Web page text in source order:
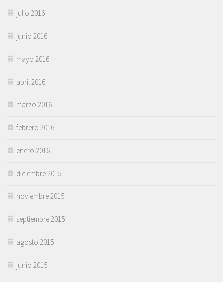
julio 2016
junio 2016
mayo 2016
abril 2016
marzo 2016
febrero 2016
enero 2016
diciembre 2015
noviembre 2015
septiembre 2015
agosto 2015
junio 2015